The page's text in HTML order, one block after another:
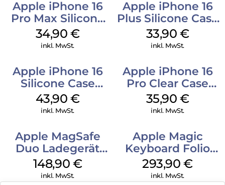
Apple iPhone 16
Pro Max Silicone
Case MagSafe
Denim
34,90 €
inkl. MwSt.
Apple iPhone 16
Plus Silicone Case
MagSafe Lake
Green
33,90 €
inkl. MwSt.
Apple iPhone 16
Silicone Case
MagSafe Plum
43,90 €
inkl. MwSt.
Apple iPhone 16
Pro Clear Case
MagSafe
Transparent
35,90 €
inkl. MwSt.
Apple MagSafe
Duo Ladegerät
Weiß
148,90 €
inkl. MwSt.
Apple Magic
Keyboard Folio
iPad 10.9″ (10.Gen.)
Weiß
293,90€
inkl. MwSt.